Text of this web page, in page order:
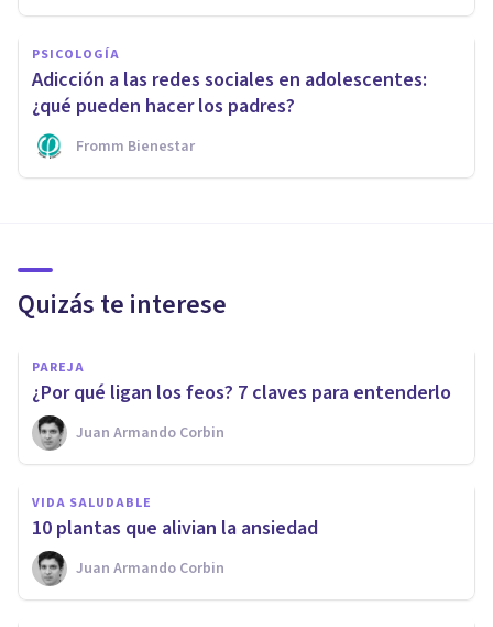
PSICOLOGÍA
Adicción a las redes sociales en adolescentes:
¿qué pueden hacer los padres?
Fromm Bienestar
Quizás te interese
PAREJA
¿Por qué ligan los feos? 7 claves para entenderlo
Juan Armando Corbin
VIDA SALUDABLE
​10 plantas que alivian la ansiedad
Juan Armando Corbin